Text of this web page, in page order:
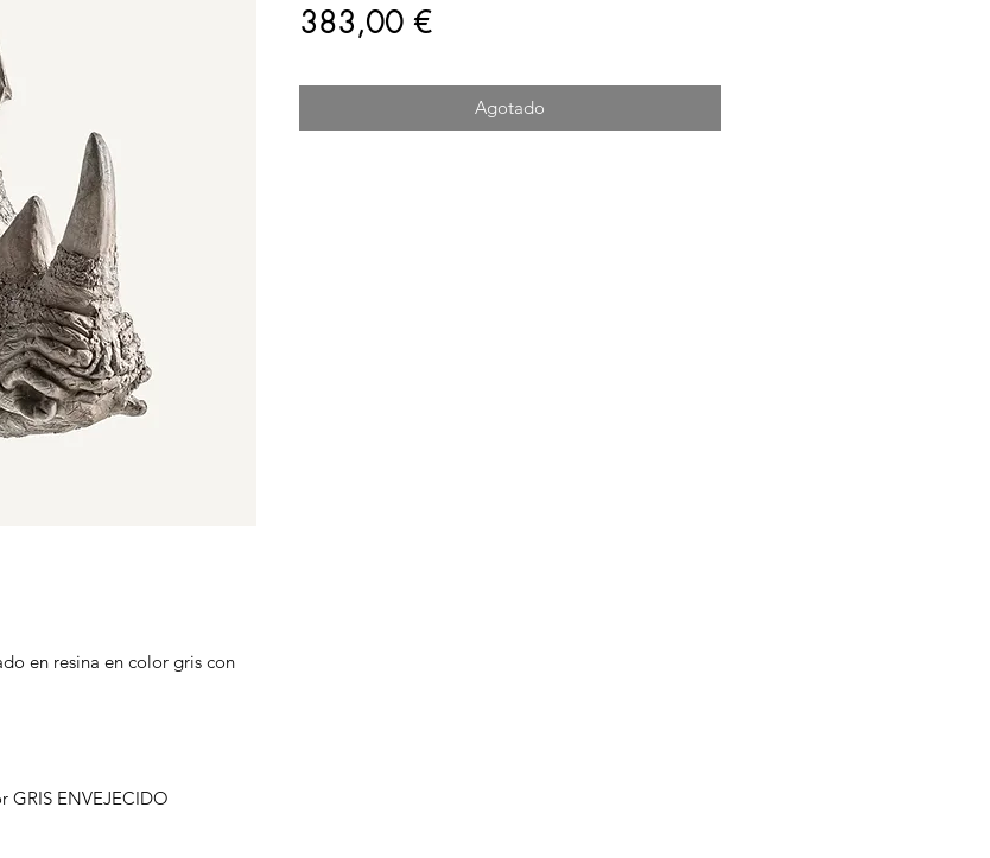
en resina en color gris con
GRIS ENVEJECIDO
383,00 €Precio
Agotado